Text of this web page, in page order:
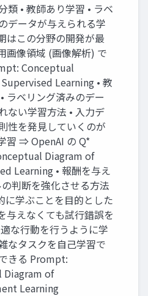
類 • 教師あり学習 • ラベ
データが与えられる学
はこの分野の開発が最
画像領域 (画像解析) で
Conceptual
Learning • 教
ラベリング済みのデー
ない学習⽅法 • ⼊⼒デ
性を発⾒していくのが
習 ⇒ OpenAI の Q*
Diagram of
Learning • 報酬を与え
判断を強化させる⽅法
に学ぶことを⽬的とした
与えなくても試⾏錯誤を
な⾏動を⾏うように学
なタスクを⾃⼰学習で
きる Prompt:
Diagram of
Learning